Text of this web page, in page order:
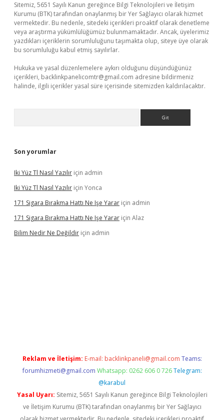
Sitemiz, 5651 Sayılı Kanun gereğince Bilgi Teknolojileri ve İletişim
Kurumu (BTK) tarafından onaylanmış bir Yer Sağlayıcı olarak hizmet
vermektedir. Bu nedenle, sitedeki içerikleri proaktif olarak denetleme
veya araştırma yükümlülüğümüz bulunmamaktadır. Ancak, üyelerimiz
yazdıkları içeriklerin sorumluluğunu taşımakta olup, siteye üye olarak
bu sorumluluğu kabul etmiş sayılırlar.
Hukuka ve yasal düzenlemelere aykırı olduğunu düşündüğünüz
içerikleri, backlinkpanelicomtr@gmail.com adresine bildirmeniz
halinde, ilgili içerikler yasal süre içerisinde sitemizden kaldırılacaktır.
Son yorumlar
Iki Yüz Tl Nasıl Yazılır için admin
Iki Yüz Tl Nasıl Yazılır için Yonca
171 Sigara Bırakma Hattı Ne Işe Yarar için admin
171 Sigara Bırakma Hattı Ne Işe Yarar için Alaz
Bilim Nedir Ne Değildir için admin
Reklam ve İletişim: E-mail: backlinkpaneli@gmail.com Teams:
forumhizmeti@gmail.com Whatsapp: 0262 606 0 726 Telegram:
@karabul
Yasal Uyarı: Sitemiz, 5651 Sayılı Kanun gereğince Bilgi Teknolojileri
ve İletişim Kurumu (BTK) tarafından onaylanmış bir Yer Sağlayıcı